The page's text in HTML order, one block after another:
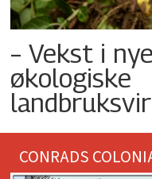
– Vekst i
økologiske
CONRADS